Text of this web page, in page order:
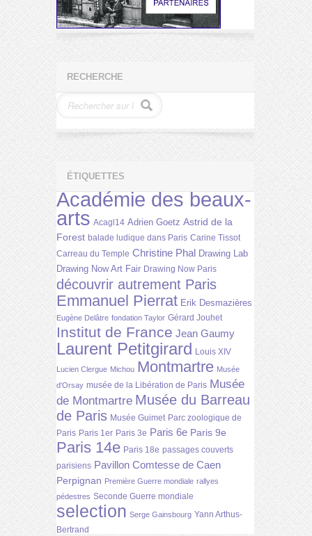
RECHERCHE
ÉTIQUETTES
Académie des beaux-
arts Acagl14 Adrien Goetz Astrid de la
Forest balade ludique dans Paris Carine Tissot
Carreau du Temple Christine Phal Drawing Lab
Drawing Now Art Fair Drawing Now Paris
découvrir autrement Paris
Emmanuel Pierrat Erik Desmazières
Eugène Delâtre fondation Taylor Gérard Jouhet
Institut de France Jean Gaumy
Laurent Petitgirard Louis XIV
Lucien Clergue Michou Montmartre Musée
d'Orsay musée de la Libération de Paris Musée
de Montmartre Musée du Barreau
de Paris Musée Guimet Parc zoologique de
Paris Paris 1er Paris 3e Paris 6e Paris 9e
Paris 14e Paris 18e passages couverts
parisiens Pavillon Comtesse de Caen
Perpignan Première Guerre mondiale rallyes
pédestres Seconde Guerre mondiale
selection Serge Gainsbourg Yann Arthus-
Bertrand